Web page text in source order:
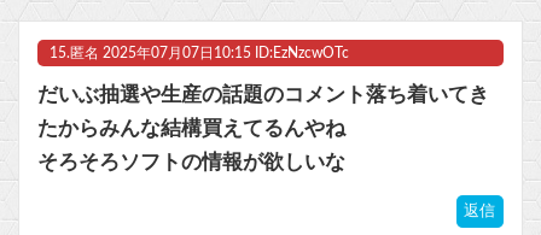
15. 匿名 2025年07月07日10:15 ID:EzNzcwOTc
だいぶ抽選や生産の話題のコメント落ち着いてき
たからみんな結構買えてるんやね
そろそろソフトの情報が欲しいな
返信